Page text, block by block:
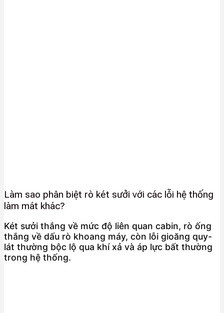
Làm sao phân biệt rò két sưởi với các lỗi hệ thống
làm mát khác?
Két sưởi thắng về mức độ liên quan cabin, rò ống
thắng về dấu rò khoang máy, còn lỗi gioăng quy-
lát thường bộc lộ qua khí xả và áp lực bất thường
trong hệ thống.